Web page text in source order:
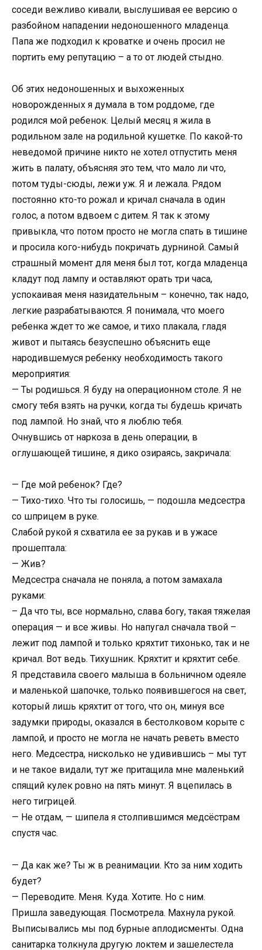
соседи вежливо кивали, выслушивая ее версию о
разбойном нападении недоношенного младенца.
Папа же подходил к кроватке и очень просил не
портить ему репутацию – а то от людей стыдно.
Об этих недоношенных и выхоженных
новорожденных я думала в том роддоме, где
родился мой ребенок. Целый месяц я жила в
родильном зале на родильной кушетке. По какой-то
неведомой причине никто не хотел отпустить меня
жить в палату, объясняя это тем, что мало ли что,
потом туды-сюды, лежи уж. Я и лежала. Рядом
постоянно кто-то рожал и кричал сначала в один
голос, а потом вдвоем с дитем. Я так к этому
привыкла, что потом просто не могла спать в тишине
и просила кого-нибудь покричать дурниной. Самый
страшный момент для меня был тот, когда младенца
кладут под лампу и оставляют орать три часа,
успокаивая меня назидательным – конечно, так надо,
легкие разрабатываются. Я понимала, что моего
ребенка ждет то же самое, и тихо плакала, гладя
живот и пытаясь безуспешно объяснить еще
народившемуся ребенку необходимость такого
мероприятия:
— Ты родишься. Я буду на операционном столе. Я не
смогу тебя взять на ручки, когда ты будешь кричать
под лампой. Но знай, что я люблю тебя.
Очнувшись от наркоза в день операции, в
оглушающей тишине, я дико озираясь, закричала:
— Где мой ребенок? Где?
— Тихо-тихо. Что ты голосишь, — подошла медсестра
со шприцем в руке.
Слабой рукой я схватила ее за рукав и в ужасе
прошептала:
— Жив?
Медсестра сначала не поняла, а потом замахала
руками:
– Да что ты, все нормально, слава богу, такая тяжелая
операция — и все живы. Но напугал сначала твой –
лежит под лампой и только кряхтит тихонько, так и не
кричал. Вот ведь. Тихушник. Кряхтит и кряхтит себе.
Я представила своего малыша в больничном одеяле
и маленькой шапочке, только появившегося на свет,
который лишь кряхтит от того, что он, минуя все
задумки природы, оказался в бестолковом корыте с
лампой, и просто не могла не начать реветь вместо
него. Медсестра, нисколько не удивившись – мы тут
и не такое видали, тут же притащила мне маленький
спящий кулек ровно на пять минут. Я вцепилась в
него тигрицей.
— Не отдам, — шипела я столпившимся медсёстрам
спустя час.
— Да как же? Ты ж в реанимации. Кто за ним ходить
будет?
— Переводите. Меня. Куда. Хотите. Но с ним.
Пришла заведующая. Посмотрела. Махнула рукой.
Выписывались мы под бурные аплодисменты. Одна
санитарка толкнула другую локтем и зашелестела